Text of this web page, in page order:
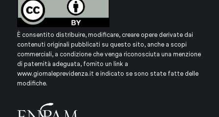
È consentito distribuire, modificare, creare opere derivate dai
contenuti originali pubblicati su questo sito, anche a scopi
commerciali, a condizione che venga riconosciuta una menzione
di paternità adeguata, fornito un link a
www.giornaleprevidenza.it e indicato se sono state fatte delle
modifiche.